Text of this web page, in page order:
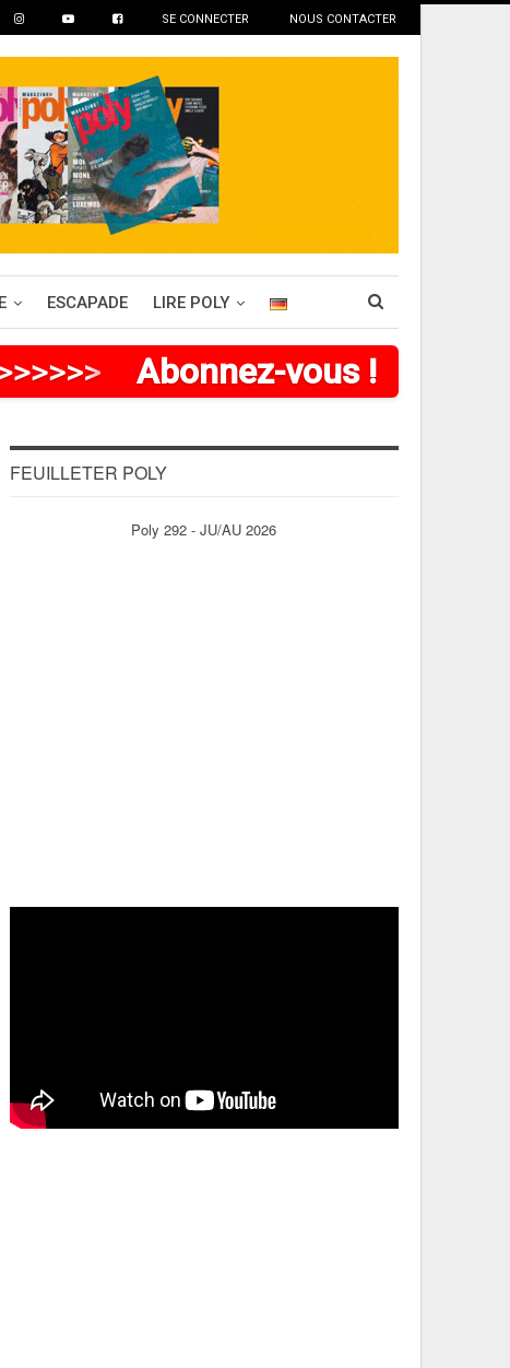
SE CONNECTER NOUS CONTACTER
ESCAPADE LIRE POLY
>>>>>> Abonnez-vous !
FEUILLETER POLY
Poly 292 - JU/AU 2026